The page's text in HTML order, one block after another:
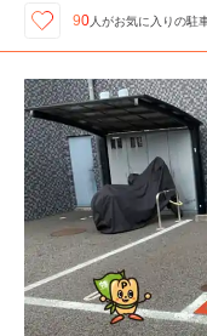
90 人がお気に入りの駐